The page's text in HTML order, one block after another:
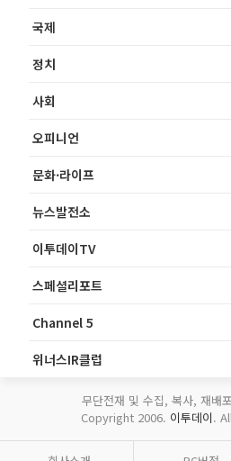
국제
정치
사회
오피니언
문화·라이프
뉴스발전소
이투데이TV
스페셜리포트
Channel 5
위너스IR클럽
무단전재 및 수집, 복사, 재배
Copyright 2006. 이투데이.